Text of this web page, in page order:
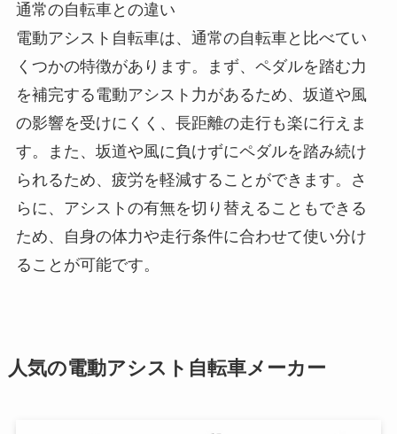
通常の自転車との違い
電動アシスト自転車は、通常の自転車と比べてい
くつかの特徴があります。まず、ペダルを踏む力
を補完する電動アシスト力があるため、坂道や風
の影響を受けにくく、長距離の走行も楽に行えま
す。また、坂道や風に負けずにペダルを踏み続け
られるため、疲労を軽減することができます。さ
らに、アシストの有無を切り替えることもできる
ため、自身の体力や走行条件に合わせて使い分け
ることが可能です。
人気の電動アシスト自転車メーカー